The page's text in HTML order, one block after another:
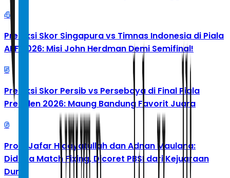
4
Prediksi Skor Singapura vs Timnas Indonesia di Piala
AFF 2026: Misi John Herdman Demi Semifinal!
5
Prediksi Skor Persib vs Persebaya di Final Piala
Presiden 2026: Maung Bandung Favorit Juara
6
Profil Jafar Hidayatullah dan Adnan Maulana:
Diduga Match Fixing, Dicoret PBSI dari Kejuaraan
Dunia